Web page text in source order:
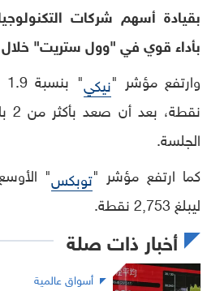
بقيادة أسهم شركات
بأداء قوي في "وول ستريت" خلال
وارتفع مؤشر "نيكي
الجلسة.
كما ارتفع مؤشر "توبكس
ليبلغ 2,753 نقطة.
أخبار ذات صلة
أسواق عالمية